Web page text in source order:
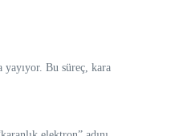
yayıyor. Bu süreç, kara